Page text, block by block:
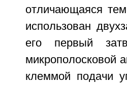
отличающаяся
использован
его первый
микрополосковой
клеммой подачи